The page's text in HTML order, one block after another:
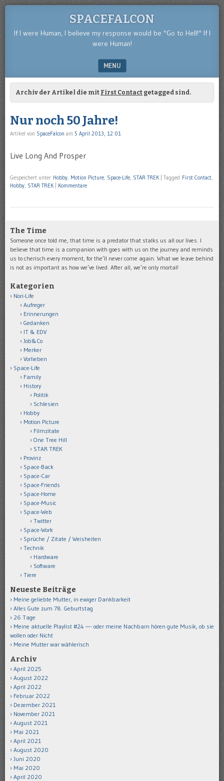
SPACEFALCON
If I were Human, I believe my response would be "Go to Hell!" If I
were Human!
MENU
SKIP TO CONTENT
Archiv der Artikel die mit First Contact getagged sind.
Nur noch 50 Jahre!
Artikel von SpaceFalcon am 5 April 2013, 12:01
Live Long And Prosper
Gespeichert unter Hobby, Motion Picture, Space-Life, STAR TREK Tagged First Contact,
Hobby, STAR TREK Kommentare
The Time
Someone once told me, that time is a predator that stalks us all our lives. I
believe that time is a companion with goes with us on the journey and reminds
us to cherisch every moment, for the’ll never come again. What we leave behind
is not as important as how we’ve lived. After all, we’re only mortal!
Kategorien
Nori-Life
Aufreger
Erinnerungen
Gedanken
IT & EDV
Job&Co
Merker
Vorlieben
Space-Life
Family
History
Politik
Schlesien
Hobby
Motion Picture
Filmzitate
One Tree Hill
STAR TREK
Provinz
Space-Back
Space-Car
Space-Friends
Space-Home
Space-Music
Space-Web
Twitter
Space-Work
Sprüche / Zitate / Weisheiten
Technik
Hardware
Software
Tiere
Neueste Beiträge
Meine geliebte Mutter, in ewiger Dankbarkeit
Alles Gute zum 78. Geburtstag
26 Tage
Meine aktuelle Playlist #24 —- oder meine Nachbarn hören gute Musik, ob sie
wollen oder Nicht
Meine Mutter war wählerisch
Archiv
April 2025
August 2022
April 2022
Februar 2022
Dezember 2021
November 2021
August 2021
Mai 2021
April 2021
August 2020
Juni 2020
Mai 2020
April 2020